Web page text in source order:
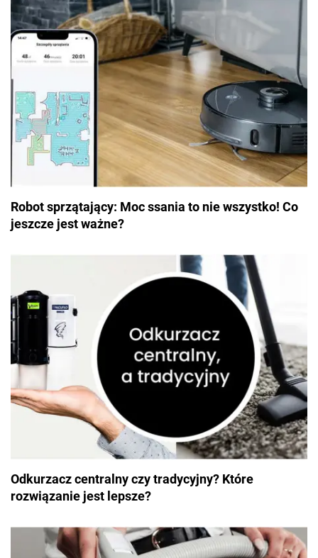
Robot sprzątający: Moc ssania to nie wszystko! Co
jeszcze jest ważne?
Odkurzacz centralny czy tradycyjny? Które
rozwiązanie jest lepsze?